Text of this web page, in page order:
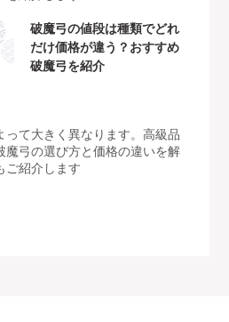
破魔弓の値段は種類でどれ
だけ価格が違う？おすすめ
破魔弓を紹介
て大きく異なります。高級品
弓の選び方と価格の違いを解
ご紹介します